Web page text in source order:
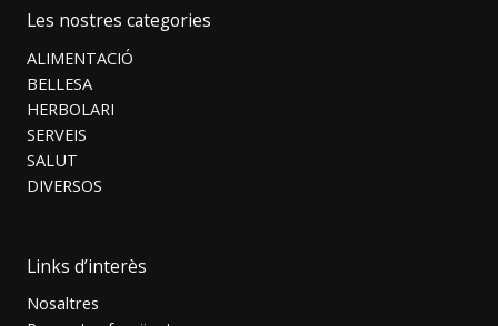
Les nostres categories
ALIMENTACIÓ
BELLESA
HERBOLARI
SERVEIS
SALUT
DIVERSOS
Links d’interès
Nosaltres